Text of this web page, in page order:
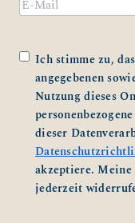
Zustimmung
Ich stimme zu,
angegebenen
Nutzung dieses
dieser
akzeptiere.
jederzeit